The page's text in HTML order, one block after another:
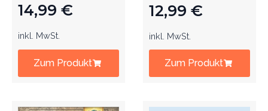
14,99 €
inkl. MwSt.
Zum Produkt
12,99 €
inkl. MwSt.
Zum Produkt